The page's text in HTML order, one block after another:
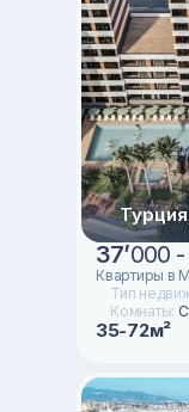
37’000 -
Квартиры в
Тип
Комнаты:
35-72м²